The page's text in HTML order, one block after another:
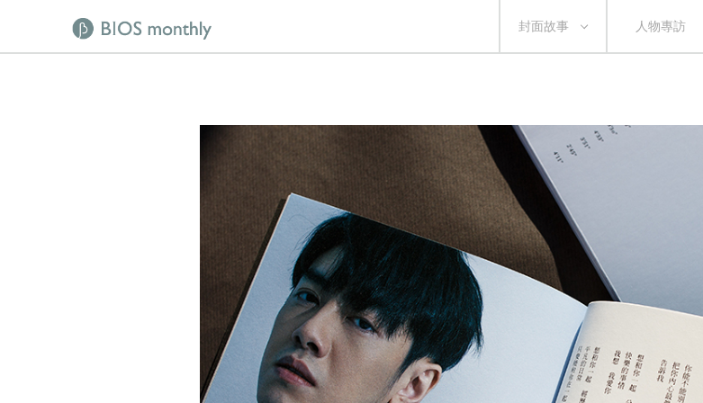
封面故事 人物專訪